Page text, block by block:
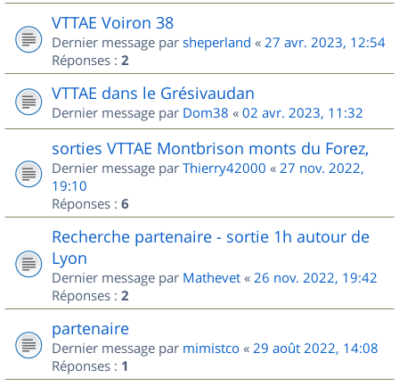
VTTAE Voiron 38
Dernier message par sheperland « 27 avr. 2023, 12:54
Réponses : 2
VTTAE dans le Grésivaudan
Dernier message par Dom38 « 02 avr. 2023, 11:32
sorties VTTAE Montbrison monts du Forez,
Dernier message par Thierry42000 « 27 nov. 2022,
19:10
Réponses : 6
Recherche partenaire - sortie 1h autour de
Lyon
Dernier message par Mathevet « 26 nov. 2022, 19:42
Réponses : 2
partenaire
Dernier message par mimistco « 29 août 2022, 14:08
Réponses : 1